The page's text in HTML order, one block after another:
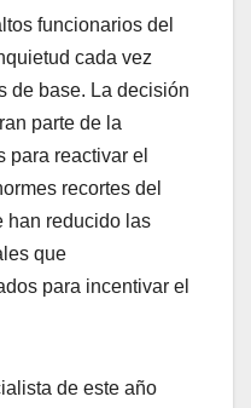
funcionarios del
cada vez
de base. La decisión
parte de la
para reactivar el
recortes del
han reducido las
que
para incentivar el
de este año